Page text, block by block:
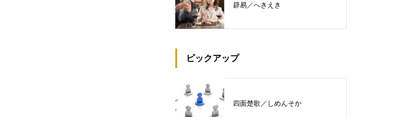
辟易／へきえき
ピックアップ
四面楚歌／しめんそか